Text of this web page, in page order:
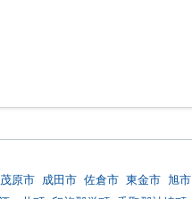
茂原市 成田市 佐倉市 東金市 旭市